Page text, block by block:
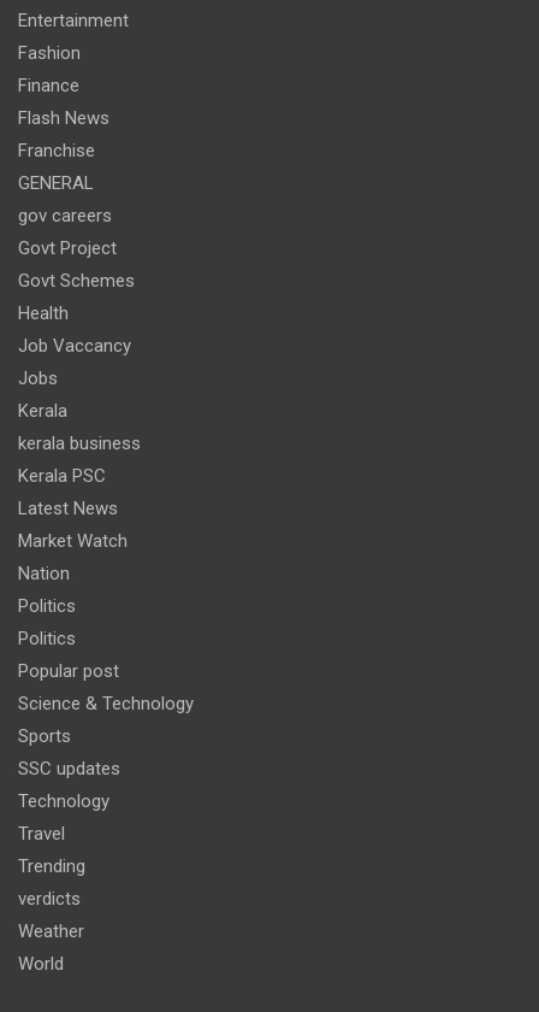
Entertainment
Fashion
Finance
Flash News
Franchise
GENERAL
gov careers
Govt Project
Govt Schemes
Health
Job Vaccancy
Jobs
Kerala
kerala business
Kerala PSC
Latest News
Market Watch
Nation
Politics
Politics
Popular post
Science & Technology
Sports
SSC updates
Technology
Travel
Trending
verdicts
Weather
World